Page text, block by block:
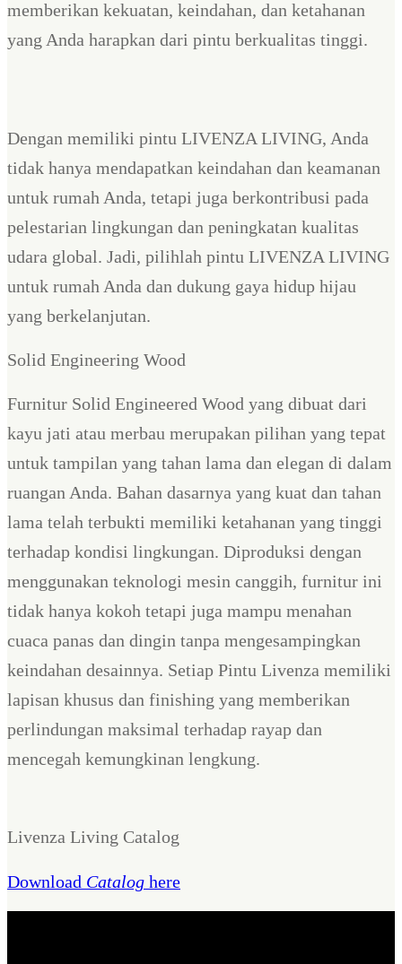
memberikan kekuatan, keindahan, dan ketahanan
yang Anda harapkan dari pintu berkualitas tinggi.
Dengan memiliki pintu LIVENZA LIVING, Anda
tidak hanya mendapatkan keindahan dan keamanan
untuk rumah Anda, tetapi juga berkontribusi pada
pelestarian lingkungan dan peningkatan kualitas
udara global. Jadi, pilihlah pintu LIVENZA LIVING
untuk rumah Anda dan dukung gaya hidup hijau
yang berkelanjutan.
Solid Engineering Wood
Furnitur Solid Engineered Wood yang dibuat dari
kayu jati atau merbau merupakan pilihan yang tepat
untuk tampilan yang tahan lama dan elegan di dalam
ruangan Anda. Bahan dasarnya yang kuat dan tahan
lama telah terbukti memiliki ketahanan yang tinggi
terhadap kondisi lingkungan. Diproduksi dengan
menggunakan teknologi mesin canggih, furnitur ini
tidak hanya kokoh tetapi juga mampu menahan
cuaca panas dan dingin tanpa mengesampingkan
keindahan desainnya. Setiap Pintu Livenza memiliki
lapisan khusus dan finishing yang memberikan
perlindungan maksimal terhadap rayap dan
mencegah kemungkinan lengkung.
Livenza Living Catalog
Download Catalog here